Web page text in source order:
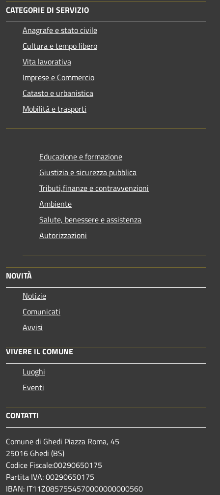
CATEGORIE DI SERVIZIO
Anagrafe e stato civile
Cultura e tempo libero
Vita lavorativa
Imprese e Commercio
Catasto e urbanistica
Mobilità e trasporti
Educazione e formazione
Giustizia e sicurezza pubblica
Tributi,finanze e contravvenzioni
Ambiente
Salute, benessere e assistenza
Autorizzazioni
NOVITÀ
Notizie
Comunicati
Avvisi
VIVERE IL COMUNE
Luoghi
Eventi
CONTATTI
Comune di Ghedi Piazza Roma, 45
25016 Ghedi (BS)
Codice Fiscale:00290650175
Partita IVA: 00290650175
IBAN: IT11Z0857554570000000000560